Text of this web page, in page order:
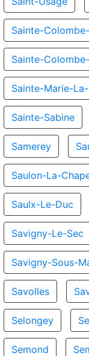
Sainte-
Sainte-
Sainte-Marie-
Sainte-Sabine
Samerey
Saulon-La-
Saulx-Le-Duc
Savigny-Le-Sec
Savigny-Sous-
Savolles
Selongey
Semond